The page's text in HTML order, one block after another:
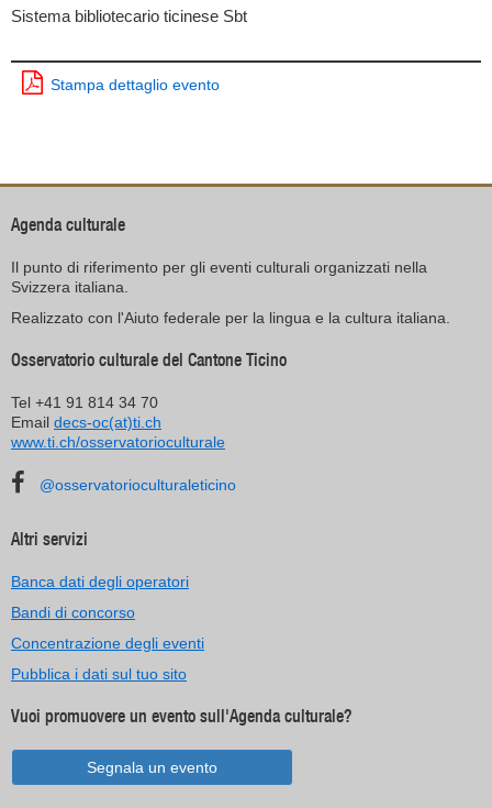
Sistema bibliotecario ticinese Sbt
Stampa dettaglio evento
Agenda culturale
Il punto di riferimento per gli eventi culturali organizzati nella
Svizzera italiana.
Realizzato con l'Aiuto federale per la lingua e la cultura italiana.
Osservatorio culturale del Cantone Ticino
Tel +41 91 814 34 70
Email decs-oc(at)ti.ch
www.ti.ch/osservatorioculturale
@osservatorioculturaleticino
Altri servizi
Banca dati degli operatori
Bandi di concorso
Concentrazione degli eventi
Pubblica i dati sul tuo sito
Vuoi promuovere un evento sull'Agenda culturale?
Segnala un evento